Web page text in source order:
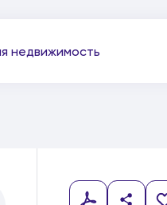
недвижимость